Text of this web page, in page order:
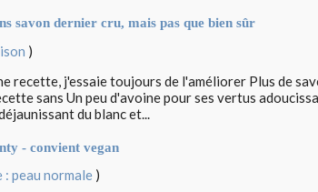
savon dernier cru, mais pas que bien sûr
)
recette, j'essaie toujours de l'améliorer Plus de
sans Un peu d'avoine pour ses vertus
du blanc et...
- convient vegan
: peau normale )